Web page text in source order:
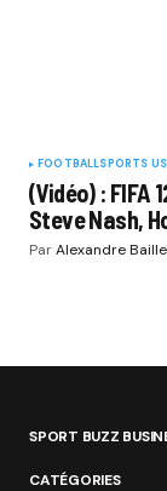
FOOTBALLSPORTS US
(Vidéo) : FIFA
Steve Nash,
ParAlexandre
SPORT BUZZ
CATÉGORIES